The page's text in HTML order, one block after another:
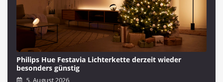
Philips Hue Festavia Lichterkette derzeit wieder
besonders günstig
5. August 2026